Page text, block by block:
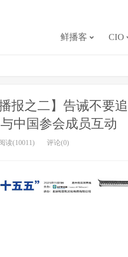
鲜播客 CIO
报之二】告诫不要
中国参会成员互动
读(10011) 评论(0)